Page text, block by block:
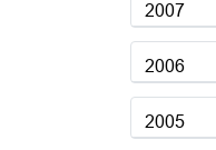
2007
2006
2005